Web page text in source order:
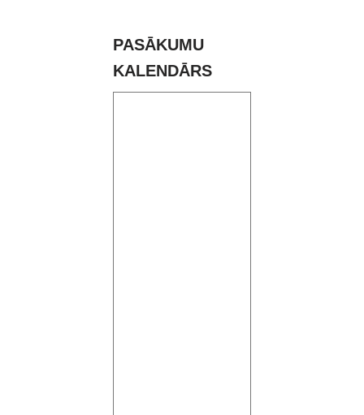
PASĀKUMU
KALENDĀRS